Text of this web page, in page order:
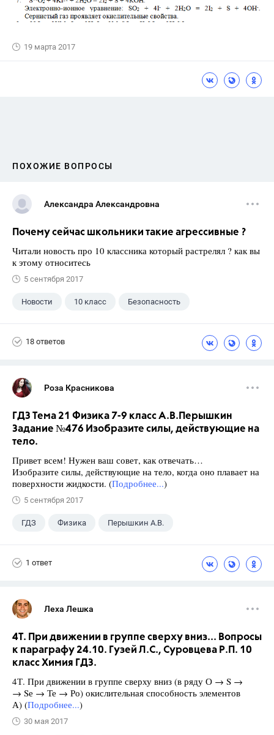
19 марта 2017
ПОХОЖИЕ ВОПРОСЫ
Александра Александровна
Почему сейчас школьники такие агрессивные ?
Читали новость про 10 классника который растрелял ? как вы
к этому относитесь
5 сентября 2017
Новости 10 класс Безопасность
18 ответов
Роза Красникова
ГДЗ Тема 21 Физика 7-9 класс А.В.Перышкин
Задание №476 Изобразите силы, действующие на
тело.
Привет всем! Нужен ваш совет, как отвечать…
Изобразите силы, действующие на тело, когда оно плавает на
поверхности жидкости. (Подробнее...)
5 сентября 2017
ГДЗ Физика Перышкин А.В.
1 ответ
Леха Лешка
4Т. При движении в группе сверху вниз... Вопросы
к параграфу 24.10. Гузей Л.С., Суровцева Р.П. 10
класс Химия ГДЗ.
4Т. При движении в группе сверху вниз (в ряду О → S →
→ Sе → Те → Ро) окислительная способность элементов
А) (Подробнее...)
30 мая 2017